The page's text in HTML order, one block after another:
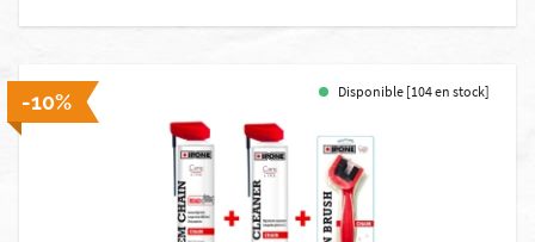
-10% Disponible [104 en stock]